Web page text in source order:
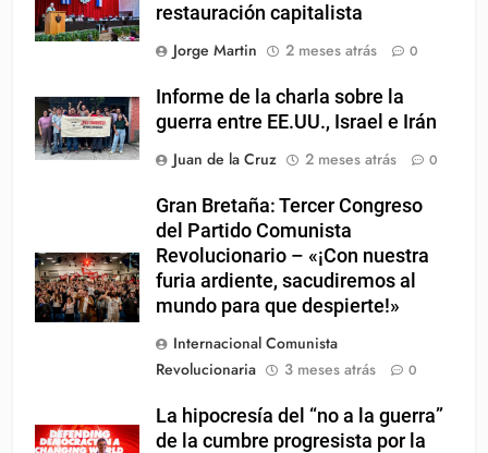
restauración capitalista
Jorge Martin
2 meses atrás 0
Informe de la charla sobre la
guerra entre EE.UU., Israel e Irán
Juan de la Cruz
2 meses atrás 0
Gran Bretaña: Tercer Congreso
del Partido Comunista
Revolucionario – «¡Con nuestra
furia ardiente, sacudiremos al
mundo para que despierte!»
Internacional Comunista
Revolucionaria
3 meses atrás 0
La hipocresía del “no a la guerra”
de la cumbre progresista por la